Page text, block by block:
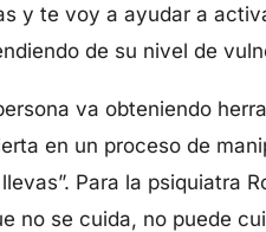
y te voy a ayudar a
de su nivel de
va obteniendo
en un proceso de
Para la psiquiatra
no se cuida, no puede